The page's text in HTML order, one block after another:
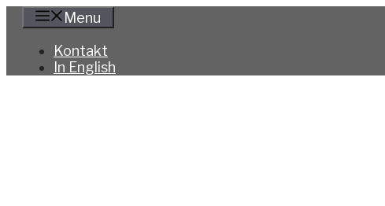
Hoppa
innehåll
Menu
Kontakt
In English